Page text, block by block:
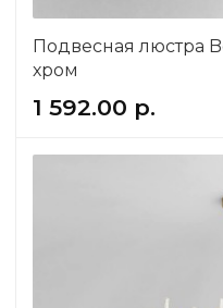
Подвесная люстра
хром
1 592.00 р.